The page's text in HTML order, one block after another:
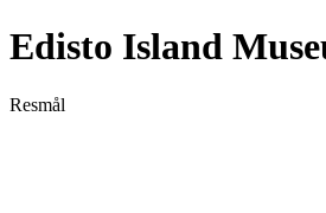
Edisto Island
Resmål